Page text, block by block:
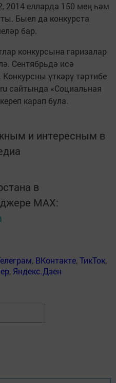
2014 елларда 150 мең һәм
Быел да конкурста
бар.
конкурсына гаризалар
Сентябрьдә исә
үткәрү тәртибе
сайтында «Социальная
карап була.
и интересным в
в
MАХ:
, ВКонтакте,ТикТок,
, Яндекс.Дзен